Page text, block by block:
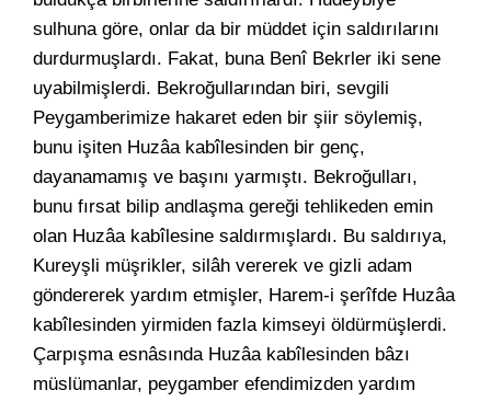
sulhuna göre, onlar da bir müddet için saldırılarını
durdurmuşlardı. Fakat, buna Benî Bekrler iki sene
uyabilmişlerdi. Bekroğullarından biri, sevgili
Peygamberimize hakaret eden bir şiir söylemiş,
bunu işiten Huzâa kabîlesinden bir genç,
dayanamamış ve başını yarmıştı. Bekroğulları,
bunu fırsat bilip andlaşma gereği tehlikeden emin
olan Huzâa kabîlesine saldırmışlardı. Bu saldırıya,
Kureyşli müşrikler, silâh vererek ve gizli adam
göndererek yardım etmişler, Harem-i şerîfde Huzâa
kabîlesinden yirmiden fazla kimseyi öldürmüşlerdi.
Çarpışma esnâsında Huzâa kabîlesinden bâzı
müslümanlar, peygamber efendimizden yardım